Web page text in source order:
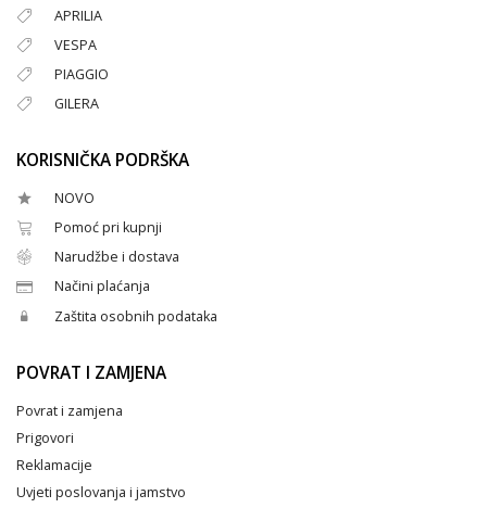
APRILIA
VESPA
PIAGGIO
GILERA
KORISNIČKA PODRŠKA
NOVO
Pomoć pri kupnji
Narudžbe i dostava
Načini plaćanja
Zaštita osobnih podataka
POVRAT I ZAMJENA
Povrat i zamjena
Prigovori
Reklamacije
Uvjeti poslovanja i jamstvo